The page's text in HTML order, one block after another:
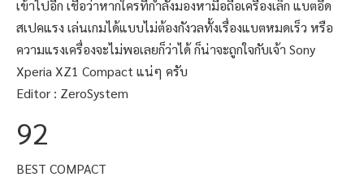
เข้าไปอีก เชื่อว่าหากใครที่กำลังมองหามือถือเครื่องเล็ก แบตอึด
สเปคแรง เล่นเกมได้แบบไม่ต้องกังวลทั้งเรื่องแบตหมดเร็ว หรือ
ความแรงเครื่องจะไม่พอเลยก็ว่าได้ ก็น่าจะถูกใจกับเจ้า Sony
Xperia XZ1 Compact แน่ๆ ครับ
Editor : ZeroSystem
92
BEST COMPACT